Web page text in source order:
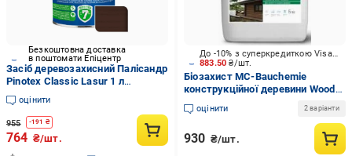
Безкоштовна доставка
в поштомати Епіцентр
Засіб деревозахисний Палісандр
Pinotex Classic Lasur 1 л
(5302229)
оцінити
955 -191 ₴
764 ₴/шт.
883.50₴/шт.
До -10% з суперкредиткою Visa Вигода
Біозахист MC-Bauchemie
конструкційної деревини Wood
Protect Max мат 5 л
оцінити 2 варіанти
930 ₴/шт.